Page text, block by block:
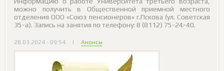
можно получить в Общественной приемной местного
отделения ООО «Союз пенсионеров» г.Пскова (ул. Советская
35-а). Запись на занятия по телефону: 8 (8112) 75-24-40.
28.03.2024 - 09:54 | Анонсы